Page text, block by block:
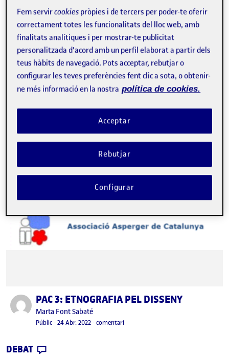
Publicat perPAC4: COMPARTIR EL DISSENY
Publicat per
Marta Font Sabaté
Visibilitat:
Públic-Data de publicació
18 Maig 2022-comentariel PAC4: COMPARTIR EL DISSENY
DEBAT CONTRIBUTION
0
EL PAC4: COMPARTIR EL DISSENY
per escriure un comentari.
Publicat perPAC 3: ETNOGRAFIA PEL DISSENY
Publicat per
Marta Font Sabaté
Visibilitat:
Públic-Data de publicació
24 Abr. 202224 abril, 2022 7:48 pm
-comentariel PAC 3: ETNOGRAFIA PEL DISSENY
DEBAT
Fem servircookies pròpies i de tercers per poder-te oferir
correctament totes les funcionalitats del lloc web, amb
finalitats analítiques i per mostrar-te publicitat
personalitzada d'acord amb un perfil elaborat a partir dels
teus hàbits de navegació. Pots acceptar, rebutjar o
configurar les teves preferències fent clic a sota, o obtenir-
ne més informació en la nostra política de cookies.
Rebutjar
Acceptar
Configurar